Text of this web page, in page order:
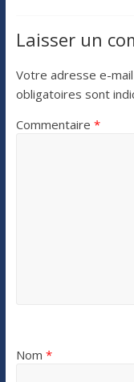
Laisser un
Votre adresse e-
obligatoires sont
Commentaire *
Nom *